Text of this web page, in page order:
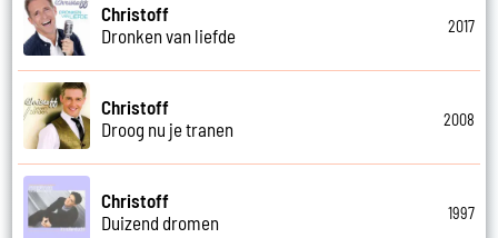
Christoff
Dronken van liefde
2017
Christoff
Droog nu je tranen
2008
Christoff
Duizend dromen
1997